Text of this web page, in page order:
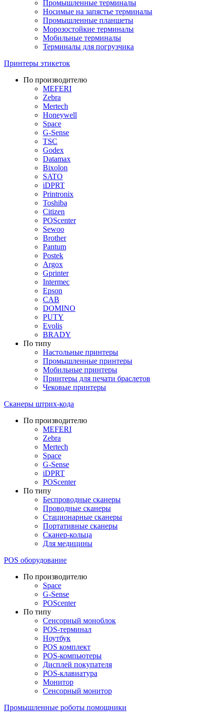
Промышленные терминалы
Носимые на запястье терминалы
Промышленные планшеты
Морозостойкие терминалы
Мобильные терминалы
Терминалы для погрузчика
Принтеры этикеток
По производителю
MEFERI
Zebra
Mertech
Honeywell
Space
G-Sense
TSC
Godex
Datamax
Bixolon
SATO
iDPRT
Printronix
Toshiba
Citizen
POScenter
Sewoo
Brother
Pantum
Postek
Argox
Gprinter
Intermec
Epson
CAB
DOMINO
PUTY
Evolis
BRADY
По типу
Настольные принтеры
Промышленные принтеры
Мобильные принтеры
Принтеры для печати браслетов
Чековые принтеры
Сканеры штрих-кода
По производителю
MEFERI
Zebra
Mertech
Space
G-Sense
iDPRT
POScenter
По типу
Беспроводные сканеры
Проводные сканеры
Стационарные сканеры
Портативные сканеры
Сканер-кольца
Для медицины
POS оборудование
По производителю
Space
G-Sense
POScenter
По типу
Сенсорный моноблок
POS-терминал
Ноутбук
POS комплект
POS-компьютеры
Дисплей покупателя
POS-клавиатура
Монитор
Сенсорный монитор
Промышленные роботы помощники